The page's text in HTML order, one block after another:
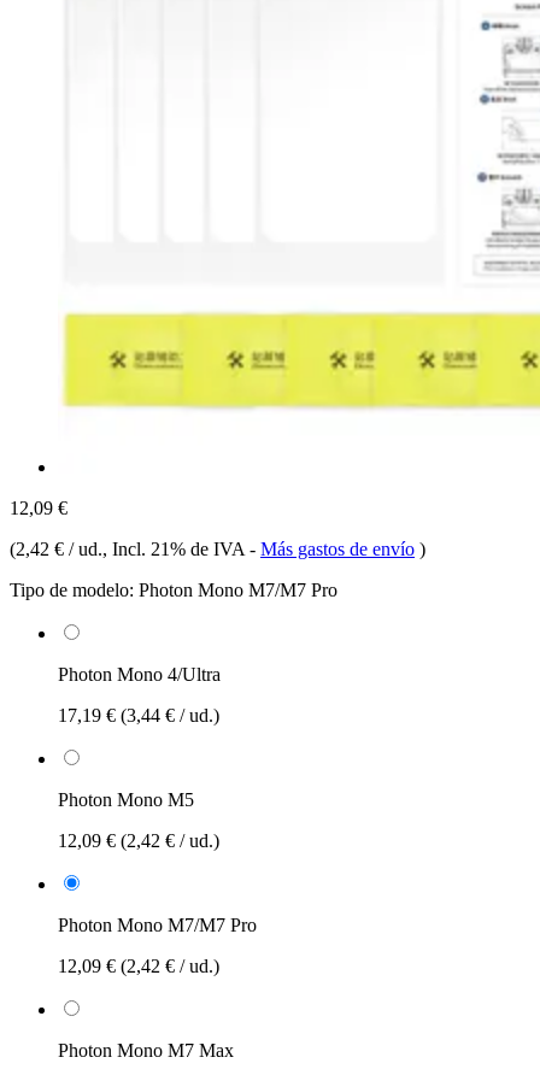
12,09 €
(2,42 € / ud., Incl. 21% de IVA - Más gastos de envío )
Tipo de modelo: Photon Mono M7/M7 Pro
Photon Mono 4/Ultra
17,19 € (3,44 € / ud.)
Photon Mono M5
12,09 € (2,42 € / ud.)
Photon Mono M7/M7 Pro
12,09 € (2,42 € / ud.)
Photon Mono M7 Max